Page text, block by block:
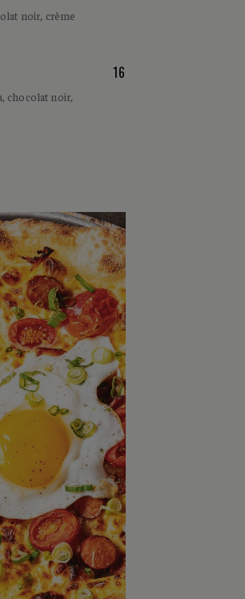
noir, crème
chocolat noir,
16